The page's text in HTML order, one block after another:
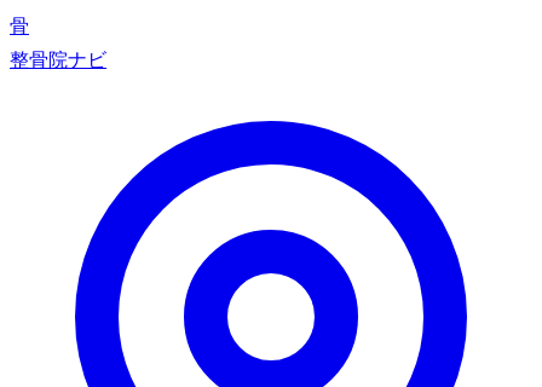
骨
整骨院ナビ